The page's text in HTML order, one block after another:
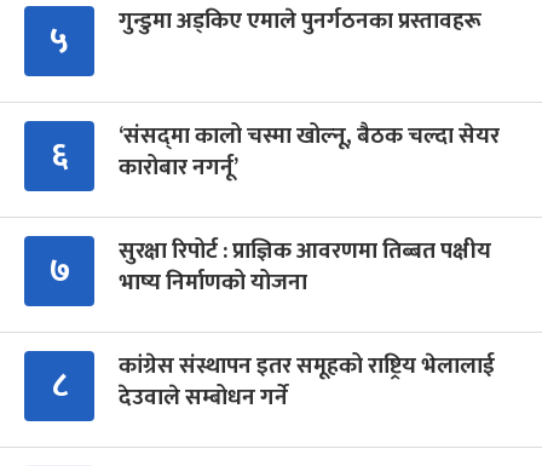
५ गुन्डुमा अड्किए एमाले पुनर्गठनका प्रस्तावहरू
६
‘संसद्‍मा कालो चस्मा खोल्नू, बैठक चल्दा सेयर
कारोबार नगर्नू’
७
सुरक्षा रिपोर्ट : प्राज्ञिक आवरणमा तिब्बत पक्षीय
भाष्य निर्माणको योजना
८
कांग्रेस संस्थापन इतर समूहको राष्ट्रिय भेलालाई
देउवाले सम्बोधन गर्ने